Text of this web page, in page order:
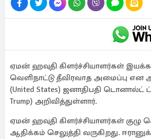
ஏமன் ஹவுதி கிளர்ச்சியாளர்கள்
வெளிநாட்டு தீவிரவாத அமைப்பு என
(United States) ஜனாதிபதி டொனால்ட்
Trump) அறிவித்துள்ளார்.
ஏமன் ஹவுதி கிளர்ச்சியாளர்கள் குழு
ஆதிக்கம் செலுத்தி வருகிறது.